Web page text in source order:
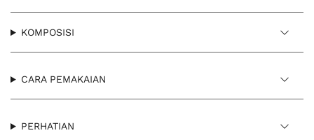
KOMPOSISI
CARA PEMAKAIAN
PERHATIAN